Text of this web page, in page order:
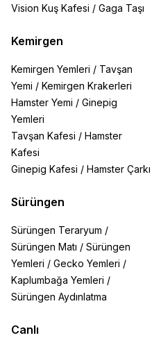
Vision Kuş Kafesi / Gaga Taşı
Kemirgen
Kemirgen Yemleri / Tavşan
Yemi / Kemirgen Krakerleri
Hamster Yemi / Ginepig
Yemleri
Tavşan Kafesi / Hamster
Kafesi
Ginepig Kafesi / Hamster Çarkı
Sürüngen
Sürüngen Teraryum /
Sürüngen Matı / Sürüngen
Yemleri / Gecko Yemleri /
Kaplumbağa Yemleri /
Sürüngen Aydınlatma
Canlı